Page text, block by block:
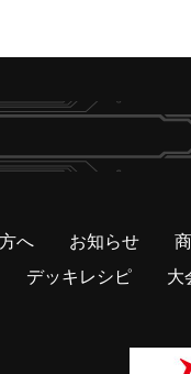
へ お知らせ
デッキレシピ
大